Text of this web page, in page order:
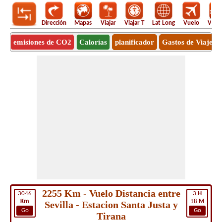
Dirección Mapas Viajar Viajar T Lat Long Vuelo
emisiones de CO2 Calorías planificador Gastos de Viaje
3046
Km
Go
3 H
18 M
Go
2255 Km - Vuelo Distancia entre
Sevilla - Estacion Santa Justa y
Tirana